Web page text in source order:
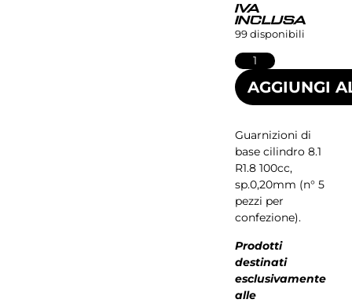
IVA
INCLUSA
99 disponibili
AGGIUNGI
Guarnizioni di
base cilindro 8.1
R1.8 100cc,
sp.0,20mm (n° 5
pezzi per
confezione).
Prodotti
destinati
esclusivamente
alle